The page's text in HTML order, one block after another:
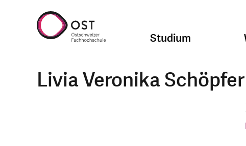
Studium
Livia Veronika Schöpfer